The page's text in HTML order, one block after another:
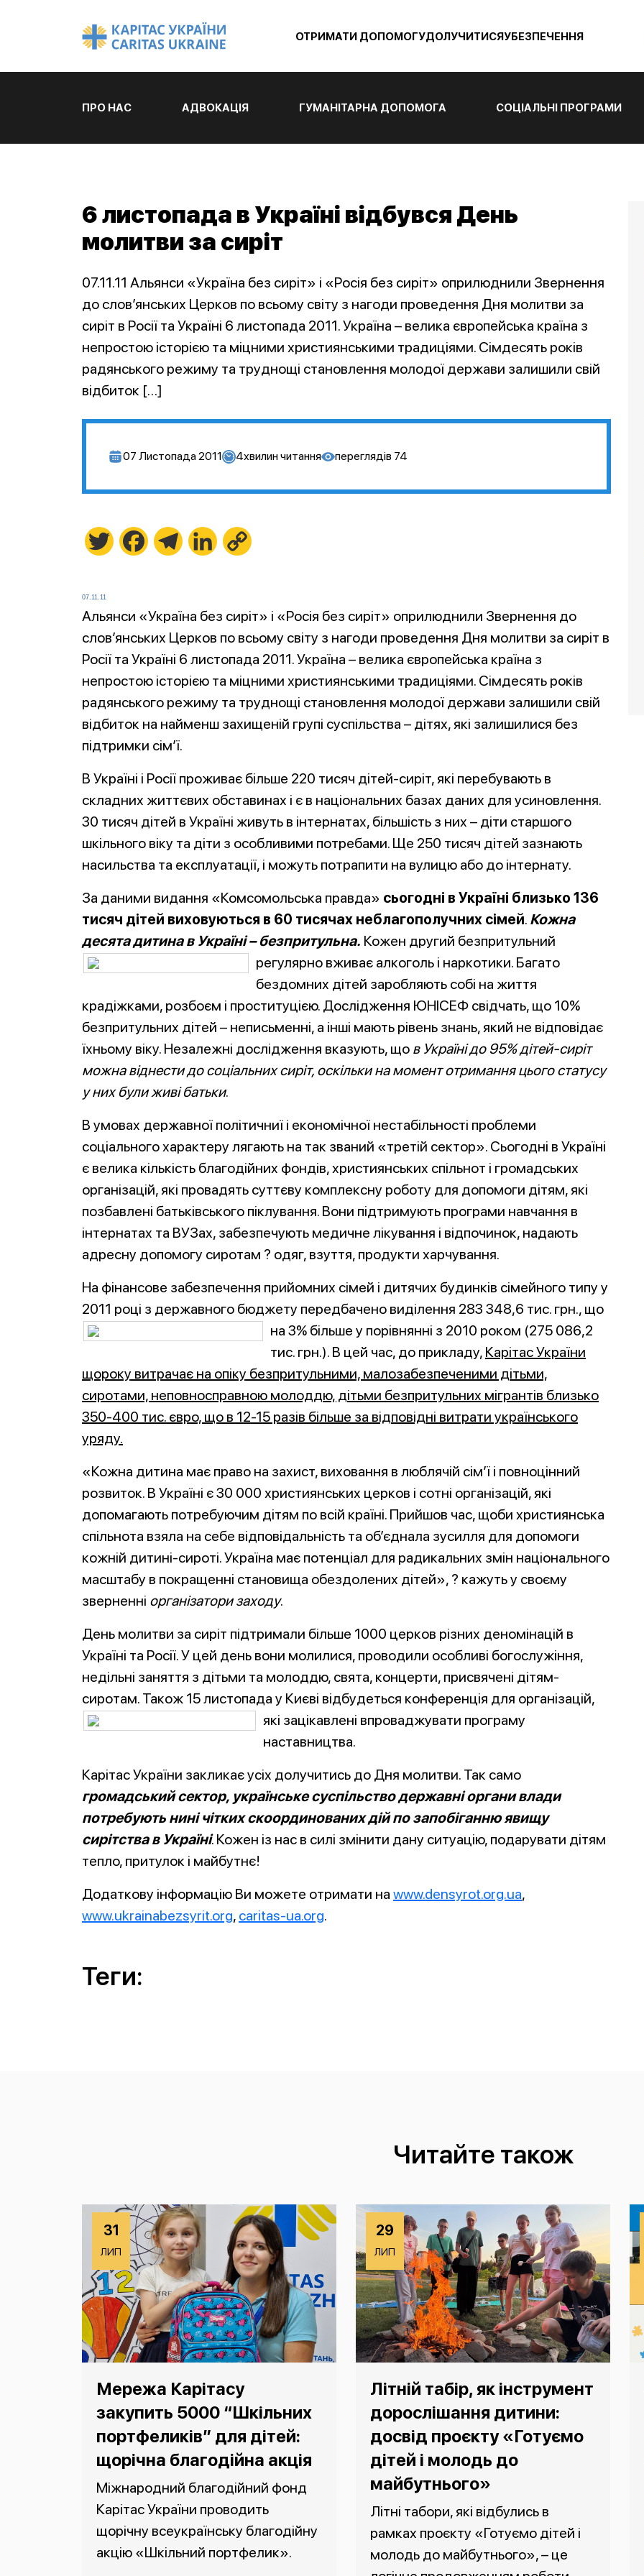
ОТРИМАТИ ДОПОМОГУДОЛУЧИТИСЯУБЕЗПЕЧЕННЯ
ПРО НАС АДВОКАЦІЯ ГУМАНІТАРНА ДОПОМОГА СОЦІАЛЬНІ ПРОГРАМИ
6 листопада в Україні відбувся День
молитви за сиріт
07.11.11 Альянси «Україна без сиріт» і «Росія без сиріт» оприлюднили Звернення
до слов’янських Церков по всьому світу з нагоди проведення Дня молитви за
сиріт в Росії та Україні 6 листопада 2011. Україна – велика європейська країна з
непростою історією та міцними християнськими традиціями. Сімдесять років
радянського режиму та труднощі становлення молодої держави залишили свій
відбиток […]
07 Листопада 2011 4хвилин читання переглядів 74
Twitter FacebookTelegramLinkedIn
07.11.11
Альянси «Україна без сиріт» і «Росія без сиріт» оприлюднили Звернення до
слов’янських Церков по всьому світу з нагоди проведення Дня молитви за сиріт в
Росії та Україні 6 листопада 2011. Україна – велика європейська країна з
непростою історією та міцними християнськими традиціями. Сімдесять років
радянського режиму та труднощі становлення молодої держави залишили свій
відбиток на найменш захищеній групі суспільства – дітях, які залишилися без
підтримки сім’ї.
В Україні і Росії проживає більше 220 тисяч дітей-сиріт, які перебувають в
складних життєвих обставинах і є в національних базах даних для усиновлення.
30 тисяч дітей в Україні живуть в інтернатах, більшість з них – діти старшого
шкільного віку та діти з особливими потребами. Ще 250 тисяч дітей зазнають
насильства та експлуатації, і можуть потрапити на вулицю або до інтернату.
За даними видання «Комсомольська правда» сьогодні в Україні близько 136
тисяч дітей виховуються в 60 тисячах неблагополучних сімей. Кожна
десята дитина в Україні – безпритульна. Кожен другий безпритульний
регулярно вживає алкоголь і наркотики. Багато
бездомних дітей заробляють собі на життя
крадіжками, розбоєм і проституцією. Дослідження ЮНІСЕФ свідчать, що 10%
безпритульних дітей – неписьменні, а інші мають рівень знань, який не відповідає
їхньому віку. Незалежні дослідження вказують, що в Україні до 95% дітей-сиріт
можна віднести до соціальних сиріт, оскільки на момент отримання цього статусу
у них були живі батьки.
В умовах державної політичниї і економічної нестабільності проблеми
соціального характеру лягають на так званий «третій сектор». Сьогодні в Україні
є велика кількість благодійних фондів, християнських спільнот і громадських
організацій, які провадять суттєву комплексну роботу для допомоги дітям, які
позбавлені батьківського піклування. Вони підтримують програми навчання в
інтернатах та ВУЗах, забезпечують медичне лікування і відпочинок, надають
адресну допомогу сиротам ? одяг, взуття, продукти харчування.
На фінансове забезпечення прийомних сімей і дитячих будинків сімейного типу у
2011 році з державного бюджету передбачено виділення 283 348,6 тис. грн., що
на 3% більше у порівнянні з 2010 роком (275 086,2
тис. грн.). В цей час, до прикладу, Карітас України
щороку витрачає на опіку безпритульними, малозабезпеченими дітьми,
сиротами, неповносправною молоддю, дітьми безпритульних мігрантів близько
350-400 тис. євро, що в 12-15 разів більше за відповідні витрати українського
уряду.
«Кожна дитина має право на захист, виховання в люблячій сім’ї і повноцінний
розвиток. В Україні є 30 000 християнських церков і сотні організацій, які
допомагають потребуючим дітям по всій країні. Прийшов час, щоби християнська
спільнота взяла на себе відповідальність та об’єднала зусилля для допомоги
кожній дитині-сироті. Україна має потенціал для радикальних змін національного
масштабу в покращенні становища обездолених дітей», ? кажуть у своєму
зверненні організатори заходу.
День молитви за сиріт підтримали більше 1000 церков різних деномінацій в
Україні та Росії. У цей день вони молилися, проводили особливі богослужіння,
недільні заняття з дітьми та молоддю, свята, концерти, присвячені дітям-
сиротам. Також 15 листопада у Києві відбудеться конференція для організацій,
які зацікавлені впроваджувати програму
наставництва.
Карітас України закликає усіх долучитись до Дня молитви. Так само
громадський сектор, українське суспільство державні органи влади
потребують нині чітких скоординованих дій по запобіганню явищу
сирітства в Україні. Кожен із нас в силі змінити дану ситуацію, подарувати дітям
тепло, притулок і майбутнє!
Додаткову інформацію Ви можете отримати на www.densyrot.org.ua,
www.ukrainabezsyrit.org, caritas-ua.org.
Теги:
Читайте також
31
ЛИП
Мережа Карітасу
закупить 5000 “Шкільних
портфеликів” для дітей:
щорічна благодійна акція
Міжнародний благодійний фонд
Карітас України проводить
щорічну всеукраїнську благодійну
акцію «Шкільний портфелик».
29
ЛИП
Літній табір, як інструмент
дорослішання дитини:
досвід проєкту «Готуємо
дітей і молодь до
майбутнього»
Літні табори, які відбулись в
рамках проєкту «Готуємо дітей і
молодь до майбутнього», – це